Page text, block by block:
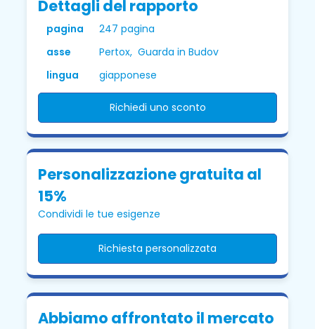
Dettagli del rapporto
pagina
247 pagina
asse
Pertox, Guarda in Budov
lingua
giapponese
Richiedi uno sconto
Personalizzazione gratuita al
15%
Condividi le tue esigenze
Richiesta personalizzata
Abbiamo affrontato il mercato